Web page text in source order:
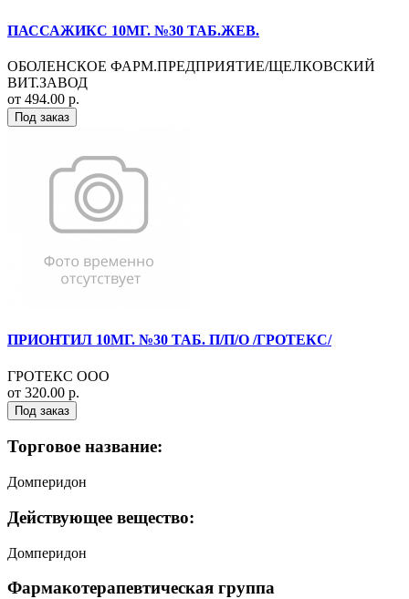
ПАССАЖИКС 10МГ. №30 ТАБ.ЖЕВ.
ОБОЛЕНСКОЕ ФАРМ.ПРЕДПРИЯТИЕ/ЩЕЛКОВСКИЙ
ВИТ.ЗАВОД
от 494.00 р.
Под заказ
ПРИОНТИЛ 10МГ. №30 ТАБ. П/П/О /ГРОТЕКС/
ГРОТЕКС ООО
от 320.00 р.
Под заказ
Торговое название:
Домперидон
Действующее вещество:
Домперидон
Фармакотерапевтическая группа